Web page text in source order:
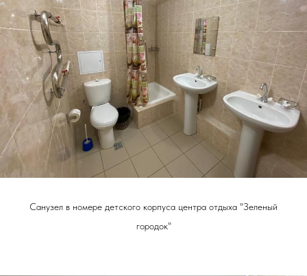
Санузел в номере детского корпуса центра отдыха "Зеленый
городок"